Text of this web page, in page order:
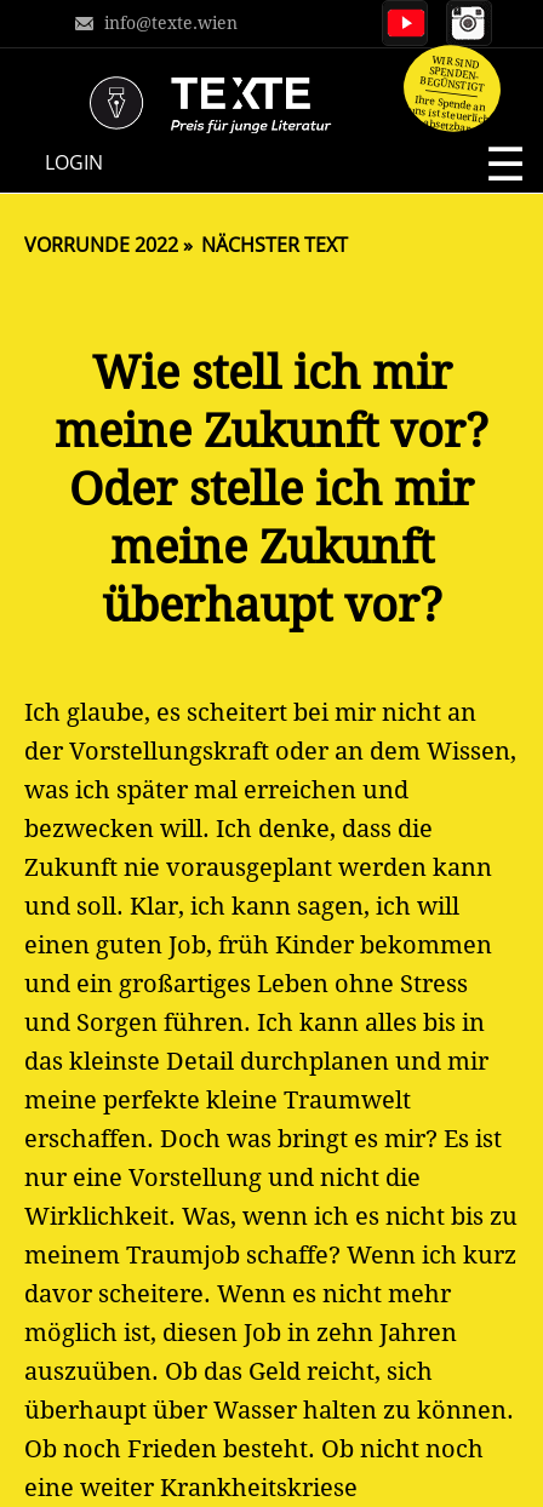
info@texte.wien
LOGIN
WIR SIND
SPENDEN-
BEGÜNSTIGT
Ihre Spende an
uns ist steuerlich
absetzbar.
Wie stell ich mir
meine Zukunft vor?
Oder stelle ich mir
meine Zukunft
überhaupt vor?
Ich glaube, es scheitert bei mir nicht an
der Vorstellungskraft oder an dem Wissen,
was ich später mal erreichen und
bezwecken will. Ich denke, dass die
Zukunft nie vorausgeplant werden kann
und soll. Klar, ich kann sagen, ich will
einen guten Job, früh Kinder bekommen
und ein großartiges Leben ohne Stress
und Sorgen führen. Ich kann alles bis in
das kleinste Detail durchplanen und mir
meine perfekte kleine Traumwelt
erschaffen. Doch was bringt es mir? Es ist
nur eine Vorstellung und nicht die
Wirklichkeit. Was, wenn ich es nicht bis zu
meinem Traumjob schaffe? Wenn ich kurz
davor scheitere. Wenn es nicht mehr
möglich ist, diesen Job in zehn Jahren
auszuüben. Ob das Geld reicht, sich
überhaupt über Wasser halten zu können.
Ob noch Frieden besteht. Ob nicht noch
eine weiter Krankheitskriese
VORRUNDE 2022 NÄCHSTER TEXT